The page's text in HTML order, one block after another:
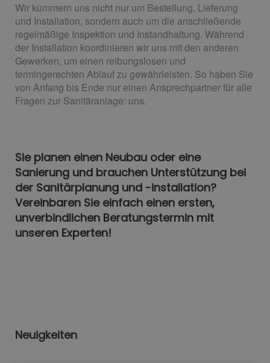
Wir kümmern uns nicht nur um Bestellung, Lieferung
und Installation, sondern auch um die anschließende
regelmäßige Inspektion und Instandhaltung. Während
der Installation koordinieren wir uns mit den anderen
Gewerken, um einen reibungslosen und
termingerechten Ablauf zu gewährleisten. So haben Sie
von Anfang bis Ende nur einen Ansprechpartner für alle
Fragen zur Sanitäranlage: uns.
Sie planen einen Neubau oder eine
Sanierung und brauchen Unterstützung bei
der Sanitärplanung und -installation?
Vereinbaren Sie einfach einen ersten,
unverbindlichen Beratungstermin mit
unseren Experten!
Neuigkeiten